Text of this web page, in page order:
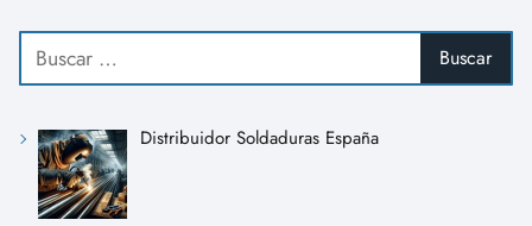
Distribuidor Soldaduras España